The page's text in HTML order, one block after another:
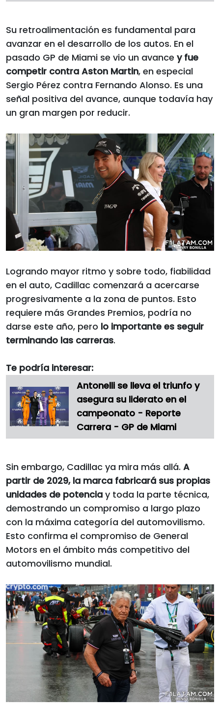
Su retroalimentación es fundamental para
avanzar en el desarrollo de los autos. En el
pasado GP de Miami se vio un avance y fue
competir contra Aston Martin, en especial
Sergio Pérez contra Fernando Alonso. Es una
señal positiva del avance, aunque todavía hay
un gran margen por reducir.
Logrando mayor ritmo y sobre todo, fiabilidad
en el auto, Cadillac comenzará a acercarse
progresivamente a la zona de puntos. Esto
requiere más Grandes Premios, podría no
darse este año, pero lo importante es seguir
terminando las carreras.
Te podría interesar:
Antonelli se lleva el triunfo y
asegura su liderato en el
campeonato - Reporte
Carrera - GP de Miami
Sin embargo, Cadillac ya mira más allá. A
partir de 2029, la marca fabricará sus propias
unidades de potencia y toda la parte técnica,
demostrando un compromiso a largo plazo
con la máxima categoría del automovilismo.
Esto confirma el compromiso de General
Motors en el ámbito más competitivo del
automovilismo mundial.